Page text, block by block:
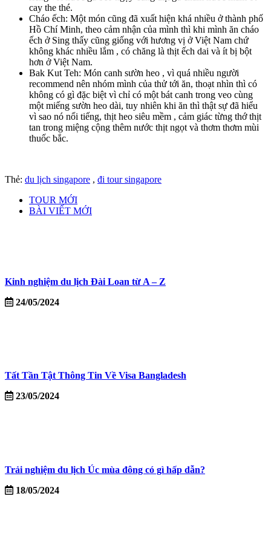
cay the thé.
Cháo ếch: Một món cũng đã xuất hiện khá nhiều ở thành phố
Hồ Chí Minh, theo cảm nhận của mình thì khi mình ăn cháo
ếch ở Sing thấy cũng giống với hương vị ở Việt Nam chứ
không khác nhiều lắm , có chăng là thịt ếch dai và ít bị bột
hơn ở Việt Nam.
Bak Kut Teh: Món canh sườn heo , vì quá nhiều người
recommend nên nhóm mình của thử tới ăn, thoạt nhìn thì có
không có gì đặc biệt vì chỉ có một bát canh trong veo cùng
một miếng sườn heo dài, tuy nhiên khi ăn thì thật sự đã hiểu
vì sao nó nổi tiếng, thịt heo siêu mềm , cảm giác từng thớ thịt
tan trong miệng cộng thêm nước thịt ngọt và thơm thơm mùi
thuốc bắc.
Thẻ: du lịch singapore , đi tour singapore
TOUR MỚI
BÀI VIẾT MỚI
Kinh nghiệm du lịch Đài Loan từ A – Z
24/05/2024
Tất Tần Tật Thông Tin Về Visa Bangladesh
23/05/2024
Trải nghiệm du lịch Úc mùa đông có gì hấp dẫn?
18/05/2024